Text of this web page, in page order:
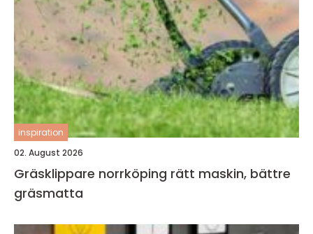
inspiration
02. August 2026
Gräsklippare norrköping rätt maskin, bättre
gräsmatta